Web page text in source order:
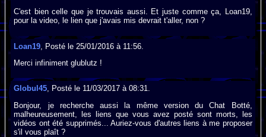
C'est bien celle que je trouvais aussi. Et juste comme ça, Loan19,
pour la video, le lien que j'avais mis devrait t'aller, non ?
Loan19 , Posté le 25/01/2016 à 11:56.
Merci infiniment glublutz !
Globul45, Posté le 11/03/2017 à 08:31.
Bonjour, je recherche aussi la même version du Chat Botté,
malheureusement, les liens que vous avez posté sont morts, les
vidéos ont été supprimés... Auriez-vous d'autres liens à me proposer
s'il vous plaît ?